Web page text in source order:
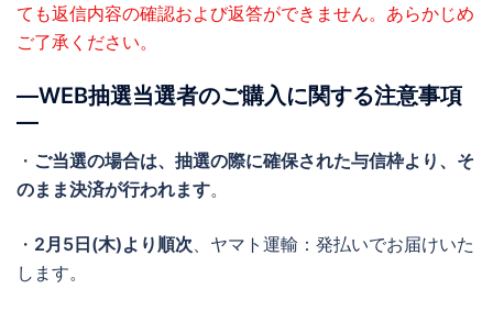
ても返信内容の確認および返答ができません。あらかじめ
ご了承ください。
―WEB抽選当選者のご購入に関する注意事項
―
・ ご当選の場合は、抽選の際に確保された与信枠より、そ
のまま決済が行われます。
・ 2月5日(木)より順次 、ヤマト運輸：発払いでお届けいた
します。